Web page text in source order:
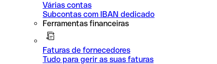
Várias contas
Subcontas com IBAN dedicado
Ferramentas financeiras
Faturas de fornecedores
Tudo para gerir as suas faturas